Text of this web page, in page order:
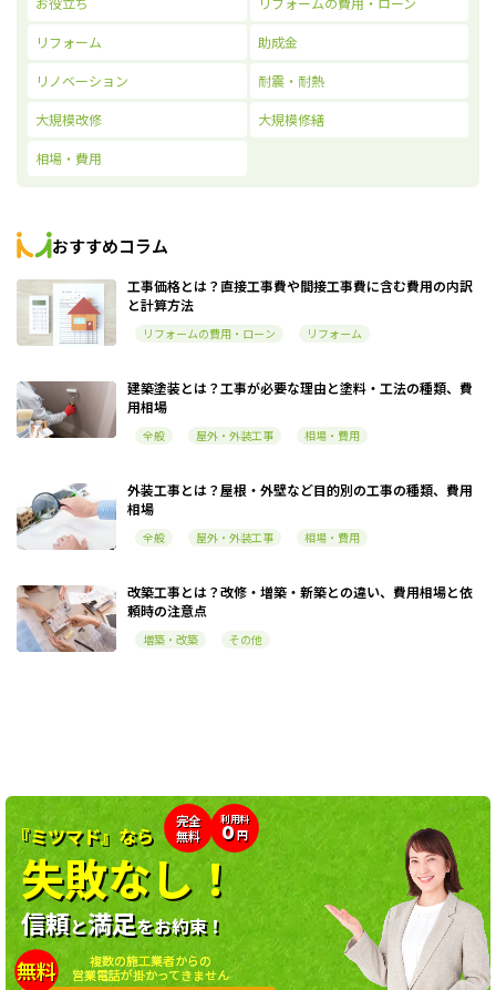
リフォーム 助成金
リノベーション 耐震・耐熱
大規模改修 大規模修繕
相場・費用
おすすめコラム
工事価格とは？直接工事費や間接工事費に含む費用の内訳
と計算方法
リフォームの費用・ローン リフォーム
建築塗装とは？工事が必要な理由と塗料・工法の種類、費
用相場
全般 屋外・外装工事 相場・費用
外装工事とは？屋根・外壁など目的別の工事の種類、費用
相場
全般 屋外・外装工事 相場・費用
改築工事とは？改修・増築・新築との違い、費用相場と依
頼時の注意点
増築・改築 その他
完全
無料
利用料
0円
『ミツマド』なら
失敗なし！
信頼と満足をお約束！
無料
複数の施工業者からの
営業電話が掛かってきません